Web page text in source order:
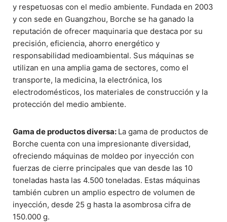
y respetuosas con el medio ambiente. Fundada en 2003
y con sede en Guangzhou, Borche se ha ganado la
reputación de ofrecer maquinaria que destaca por su
precisión, eficiencia, ahorro energético y
responsabilidad medioambiental. Sus máquinas se
utilizan en una amplia gama de sectores, como el
transporte, la medicina, la electrónica, los
electrodomésticos, los materiales de construcción y la
protección del medio ambiente.
Gama de productos diversa: La gama de productos de
Borche cuenta con una impresionante diversidad,
ofreciendo máquinas de moldeo por inyección con
fuerzas de cierre principales que van desde las 10
toneladas hasta las 4.500 toneladas. Estas máquinas
también cubren un amplio espectro de volumen de
inyección, desde 25 g hasta la asombrosa cifra de
150.000 g.